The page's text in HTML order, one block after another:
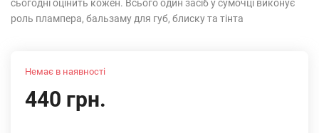
сьогодні оцінить кожен. Всього один засіб у сумочці виконує
роль плампера, бальзаму для губ, блиску та тінта
Немає в наявності
440 грн.